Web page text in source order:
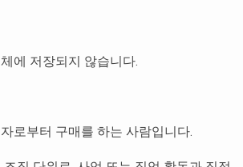
에 저장되지 않습니다.
로부터 구매를 하는 사람입니다.